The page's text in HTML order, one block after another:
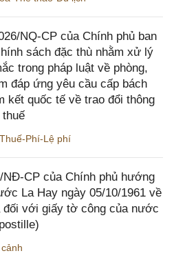
NQ-CP của Chính phủ ban
sách đặc thù nhằm xử lý
trong pháp luật về phòng,
đáp ứng yêu cầu cấp bách
kết quốc tế về trao đổi thông
Thuế-Phí-Lệ phí
NĐ-CP của Chính phủ hướng
La Hay ngày 05/10/1961 về
đối với giấy tờ công của nước